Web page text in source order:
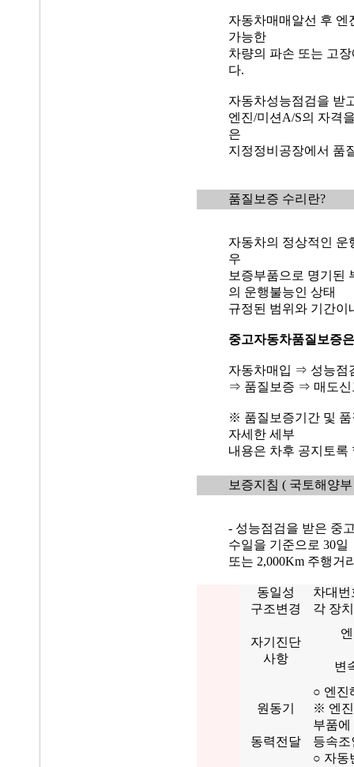
자동차매매알선 후 엔
가능한
차량의 파손 또는 고
다.
자동차성능점검을 받
엔진/미션A/S의 자격
은
지정정비공장에서 품
품질보증 수리란?
자동차의 정상적인 운
우
보증부품으로 명기된
의 운행불능인 상태
규정된 범위와 기간이
중고자동차품질보증은
자동차매입 ⇒ 성능점
⇒ 품질보증 ⇒ 매도신
※ 품질보증기간 및 품
자세한 세부
내용은 차후 공지토록
보증지침 ( 국토해양
- 성능점검을 받은 중
수일을 기준으로 30일
또는 2,000Km 주행거
동일성
차대
구조변경
각 장
자기진단
사항
변
원동기
○ 엔진
※ 엔진
부품에
동력전달
등속조
○ 자동